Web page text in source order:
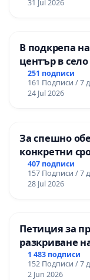
31 Jul 2026
В подкрепа
център в
251 подписи
161 Подписи / 7
24 Jul 2026
За спешно
конкретни
цялостна
„Тракия“ -
407 подписи
157 Подписи / 7
28 Jul 2026
Петиция за
разкриване
1 483 подписи
152 Подписи / 7
2 Jun 2026